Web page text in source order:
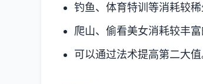
钓鱼、体育特训等消耗较稀
爬山、偷看美女消耗较丰富
可以通过法术提高第二大值